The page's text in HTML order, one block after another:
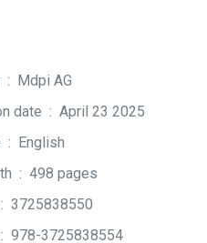
Publisher ‏ : ‎ Mdpi AG
Publication date ‏ : ‎April 23 2025
Language ‏ : ‎ English
Print length ‏ : ‎498 pages
ISBN-10 ‏ : ‎3725838550
ISBN-13 ‏ : ‎978-3725838554